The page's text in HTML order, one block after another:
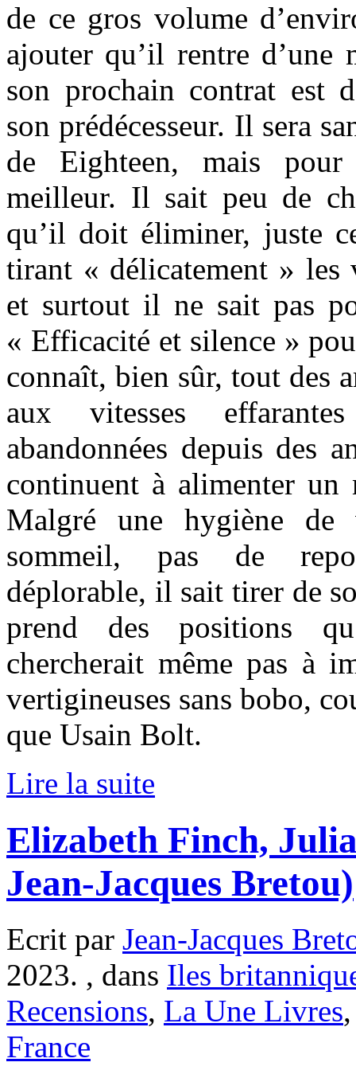
de ce gros volume
ajouter qu’il rentre
son prochain contrat est
son prédécesseur. Il sera
de Eighteen, mais
meilleur. Il sait peu de
qu’il doit éliminer, juste
tirant « délicatement » les
et surtout il ne sait pas
« Efficacité et silence »
connaît, bien sûr, tout des
aux vitesses
abandonnées depuis des
continuent à alimenter
Malgré une hygiène
sommeil, pas de
déplorable, il sait tirer de
prend des positions
chercherait même pas à
vertigineuses sans bobo,
que Usain Bolt.
Lire la suite
Elizabeth Finch,
Jean-Jacques Bretou)
Ecrit par Jean-Jacques
2023. , dans Iles
Recensions, La Une Livres
France